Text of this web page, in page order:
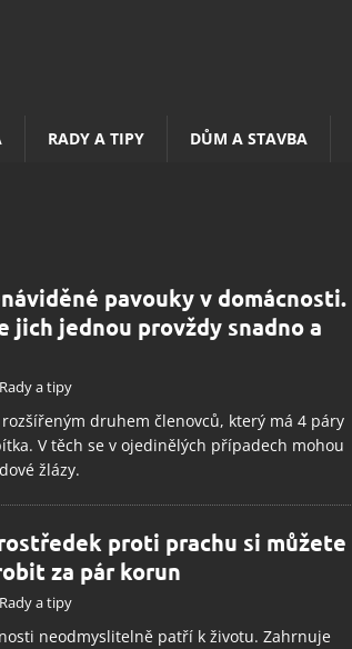
RADY A TIPY DŮM A STAVBA
pavouky v domácnosti.
jich jednou provždy snadno a
Rady a tipy
rozšířeným druhem členovců, který má 4 páry
V těch se v ojedinělých případech mohou
žlázy.
proti prachu si můžete
za pár korun
Rady a tipy
neodmyslitelně patří k životu. Zahrnuje